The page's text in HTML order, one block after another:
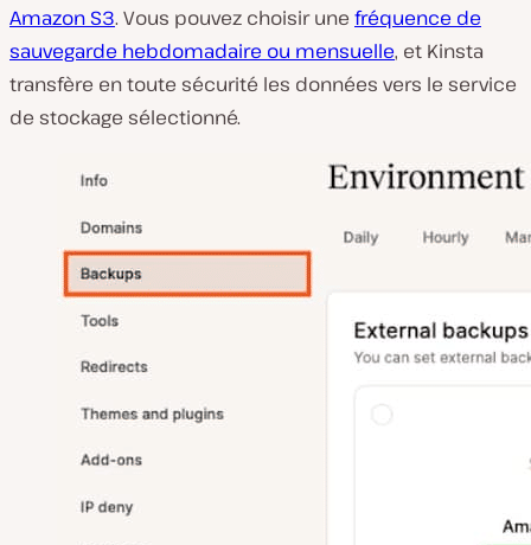
Amazon S3. Vous pouvez choisir une fréquence de
sauvegarde hebdomadaire ou mensuelle, et Kinsta
transfère en toute sécurité les données vers le service
de stockage sélectionné.